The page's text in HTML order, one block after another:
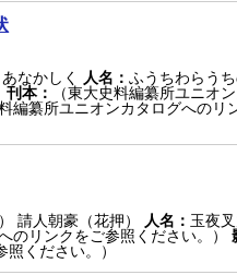
あなかしく 人名： ふうちわらう
刊本：
（東大史料編纂所ユニオ
料編纂所ユニオンカタログへのリ
請人朝豪（花押） 人名： 玉夜
のリンクをご参照ください。）
ください。）